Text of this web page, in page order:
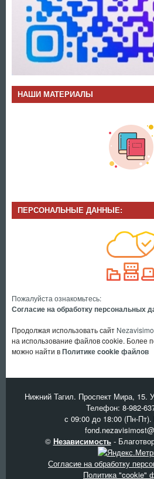
НАШИ МАТЕРИАЛЫ
ПЕРСОНАЛЬНЫЕ ДАННЫЕ:
Пожалуйста ознакомьтесь:
Согласие на обработку персональных
Продолжая использовать сайт
на использование файлов cookie.
можно найти вПолитике cookie файлов
Нижний Тагил. Проспект Мира, 15.
Телефон: 8-982-
с 09:00 до 18:00 (Пн-
© Независимость-
Согласие на обработку
Политика "cookie"